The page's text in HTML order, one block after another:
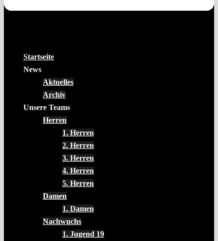
Startseite
News
Aktuelles
Archiv
Unsere Teams
Herren
1. Herren
2. Herren
3. Herren
4. Herren
5. Herren
Damen
1. Damen
Nachwuchs
1. Jugend 19